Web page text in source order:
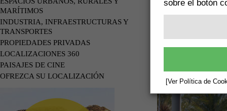
sobre el botón
[Ver Política de
MARÍTIMOS
INDUSTRIA, INFRAESTRUCTURAS Y
TRANSPORTES
PROPIEDADES PRIVADAS
LOCALIZACIONES 360
PAISAJES DE CINE
OFREZCA SU LOCALIZACIÓN